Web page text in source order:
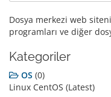
Dosya merkezi web
programları ve diğer
Kategoriler
OS (0)
Linux CentOS (Latest)